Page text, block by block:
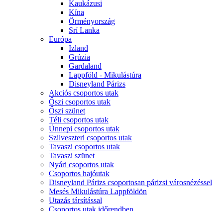
Kaukázusi
Kína
Örményország
Srí Lanka
Európa
Izland
Grúzia
Gardaland
Lappföld - Mikulástúra
Disneyland Párizs
Akciós csoportos utak
Őszi csoportos utak
Őszi szünet
Téli csoportos utak
Ünnepi csoportos utak
Szilveszteri csoportos utak
Tavaszi csoportos utak
Tavaszi szünet
Nyári csoportos utak
Csoportos hajóutak
Disneyland Párizs csoportosan párizsi városnézéssel
Mesés Mikulástúra Lappföldön
Utazás társítással
Csoportos utak időrendben